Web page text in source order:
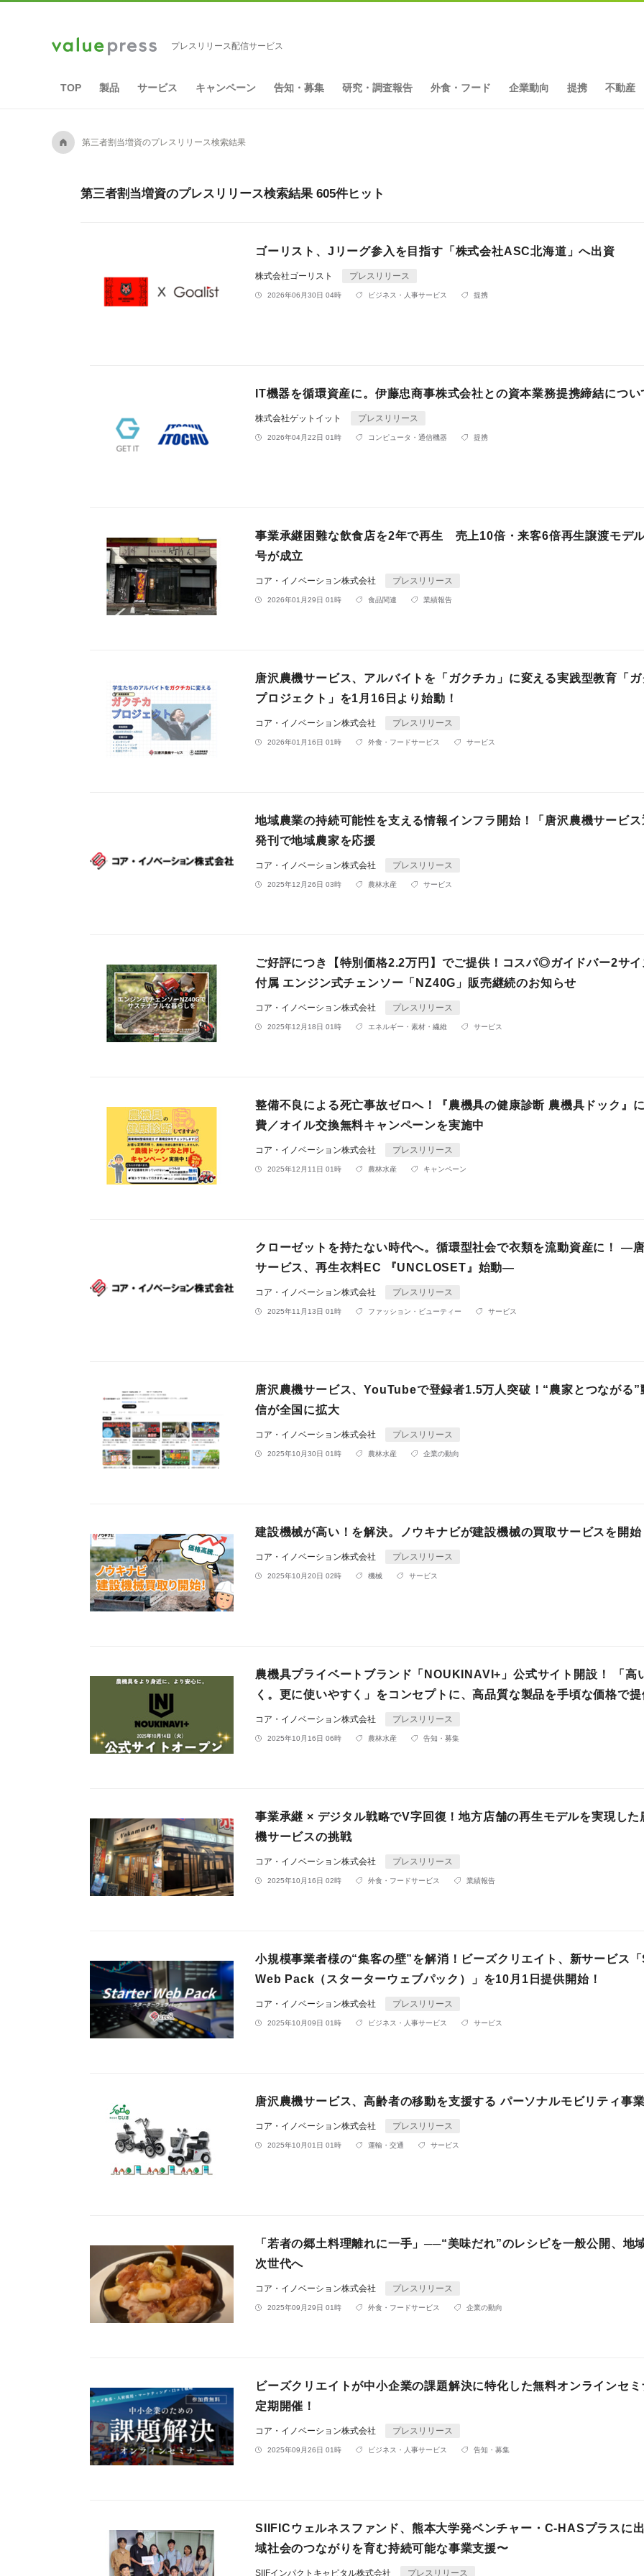
プレスリリース配信サービス
TOP 製品 サービス キャンペーン 告知・募集 研究・調査報告 外食・フード 企業動向 提携 不動産
A 第三者割当増資のプレスリリース検索結果
第三者割当増資のプレスリリース検索結果 605件ヒット
ゴーリスト、Jリーグ参入を目指す「株式会社ASC北海道」へ出資
株式会社ゴーリスト プレスリリース
2026年06月30日 04時 ビジネス・人事サービス 提携
IT機器を循環資産に。伊藤忠商事株式会社との資本業務提携締結につい
株式会社ゲットイット プレスリリース
2026年04月22日 01時 コンピュータ・通信機器 提携
事業承継困難な飲食店を2年で再生 売上10倍・来客6倍再生譲渡モデ
号が成立
コア・イノベーション株式会社 プレスリリース
2026年01月29日 01時 食品関連 業績報告
唐沢農機サービス、アルバイトを「ガクチカ」に変える実践型教育「
プロジェクト」を1月16日より始動！
コア・イノベーション株式会社 プレスリリース
2026年01月16日 01時 外食・フードサービス サービス
地域農業の持続可能性を支える情報インフラ開始！「唐沢農機サービ
発刊で地域農家を応援
コア・イノベーション株式会社 プレスリリース
2025年12月26日 03時 農林水産 サービス
ご好評につき【特別価格2.2万円】でご提供！コスパ◎ガイドバー2サ
付属 エンジン式チェンソー「NZ40G」販売継続のお知らせ
コア・イノベーション株式会社 プレスリリース
2025年12月18日 01時 エネルギー・素材・繊維 サービス
整備不良による死亡事故ゼロへ！『農機具の健康診断 農機具ドック』
費／オイル交換無料キャンペーンを実施中
コア・イノベーション株式会社 プレスリリース
2025年12月11日 01時 農林水産 キャンペーン
クローゼットを持たない時代へ。循環型社会で衣類を流動資産に！ —
サービス、再生衣料EC 『UNCLOSET』始動—
コア・イノベーション株式会社 プレスリリース
2025年11月13日 01時 ファッション・ビューティー サービス
唐沢農機サービス、YouTubeで登録者1.5万人突破！“農家とつながる”
信が全国に拡大
コア・イノベーション株式会社 プレスリリース
2025年10月30日 01時 農林水産 企業の動向
建設機械が高い！を解決。ノウキナビが建設機械の買取サービスを開始
コア・イノベーション株式会社 プレスリリース
2025年10月20日 02時 機械 サービス
農機具プライベートブランド「NOUKINAVI+」公式サイト開設！ 「高
く。更に使いやすく」をコンセプトに、高品質な製品を手頃な価格で提
コア・イノベーション株式会社 プレスリリース
2025年10月16日 06時 農林水産 告知・募集
事業承継 × デジタル戦略でV字回復！地方店舗の再生モデルを実現した
機サービスの挑戦
コア・イノベーション株式会社 プレスリリース
2025年10月16日 02時 外食・フードサービス 業績報告
小規模事業者様の“集客の壁”を解消！ビーズクリエイト、新サービス
Web Pack（スターターウェブパック）」を10月1日提供開始！
コア・イノベーション株式会社 プレスリリース
2025年10月09日 01時 ビジネス・人事サービス サービス
唐沢農機サービス、高齢者の移動を支援する パーソナルモビリティ事
コア・イノベーション株式会社 プレスリリース
2025年10月01日 01時 運輸・交通 サービス
「若者の郷土料理離れに一手」──“美味だれ”のレシピを一般公開、地
次世代へ
コア・イノベーション株式会社 プレスリリース
2025年09月29日 01時 外食・フードサービス 企業の動向
ビーズクリエイトが中小企業の課題解決に特化した無料オンラインセ
定期開催！
コア・イノベーション株式会社 プレスリリース
2025年09月26日 01時 ビジネス・人事サービス 告知・募集
SIIFICウェルネスファンド、熊本大学発ベンチャー・C-HASプラスに
域社会のつながりを育む持続可能な事業支援〜
SIIFインパクトキャピタル株式会社 プレスリリース